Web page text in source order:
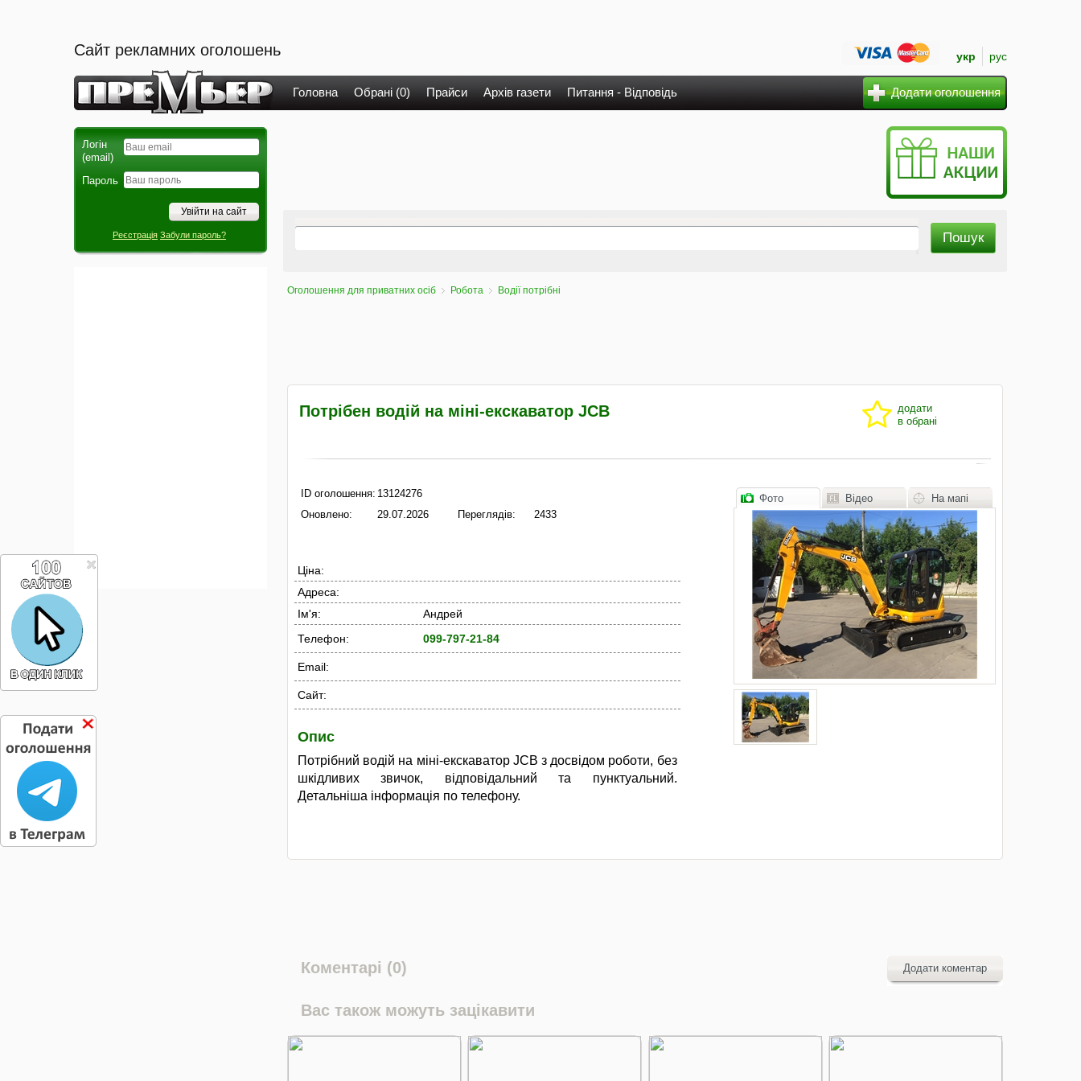
Сайт рекламних оголошень укр рус
Головна Обрані (0) Прайси Архів газети Питання - Відповідь Додати оголошення
Логін
(email)
Пароль
Реєстрація Забули пароль?
Оголошення для приватних осіб Робота Водії потрібні
Потрібен водій на міні-екскаватор JCB
додати
в обрані
ID оголошення: 13124276
Оновлено:
29.07.2026 Переглядів: 2433
Ціна:
Адреса:
Ім'я:
Андрей
Телефон:
099-797-21-84
Email:
Сайт:
Опис
Потрібний водій на міні-екскаватор JCB з досвідом роботи, без
шкідливих звичок, відповідальний та пунктуальний.
Детальніша інформація по телефону.
Фото Відео На мапі
Коментарі (0) Додати коментар
Вас також можуть зацікавити